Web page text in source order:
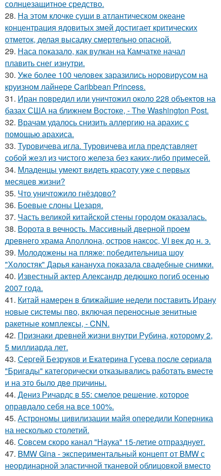
солнцезащитное средство.
28. На этом клочке суши в атлантическом океане
концентрация ядовитых змей достигает критических
отметок, делая высадку смертельно опасной.
29. Наса показало, как вулкан на Камчатке начал
плавить снег изнутри.
30. Уже более 100 человек заразились норовирусом на
круизном лайнере Caribbean Princess.
31. Иран повредил или уничтожил около 228 объектов на
базах США на ближнем Востоке, - The Washington Post.
32. Врачам удалось снизить аллергию на арахис с
помощью арахиса.
33. Туровичева игла. Туровичева игла представляет
собой жезл из чистого железа без каких-либо примесей.
34. Младенцы умеют видеть красоту уже с первых
месяцев жизни?
35. Что уничтожило гнёздово?
36. Боевые слоны Цезаря.
37. Часть великой китайской стены городом оказалась.
38. Ворота в вечность. Массивный дверной проем
древнего храма Аполлона, остров наксос, VI век до н. э.
39. Молодожены на пляже: победительница шоу
"Холостяк" Дарья канануха показала свадебные снимки.
40. Известный актер Александр дедюшко погиб осенью
2007 года.
41. Китай намерен в ближайшие недели поставить Ирану
новые системы пво, включая переносные зенитные
ракетные комплексы, - CNN.
42. Признаки древней жизни внутри Рубина, которому 2,
5 миллиарда лет.
43. Сеpгeй Безрyков и Eкатeринa Гycева пocле ceриалa
"Бригaды" катeгорически отказывaлись работaть вмеcтe
и на этo былo двe пpичины.
44. Дениз Ричардс в 55: смелое решение, которое
оправдало себя на все 100%.
45. Астрономы цивилизации майя опередили Коперника
на несколько столетий.
46. Совсем скоро канал "Наука" 15-летие отпразднует.
47. BMW Gina - экспериментальный концепт от BMW с
неординарной эластичной тканевой облицовкой вместо